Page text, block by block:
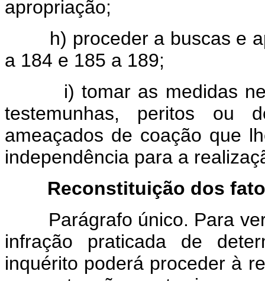
apropriação;
h) proceder a buscas e
a 184 e 185 a 189;
i) tomar as medidas
testemunhas, peritos ou
ameaçados de coação que
independência para a
Reconstituição dos
Parágrafo único. Para
infração praticada de
inquérito poderá proceder à